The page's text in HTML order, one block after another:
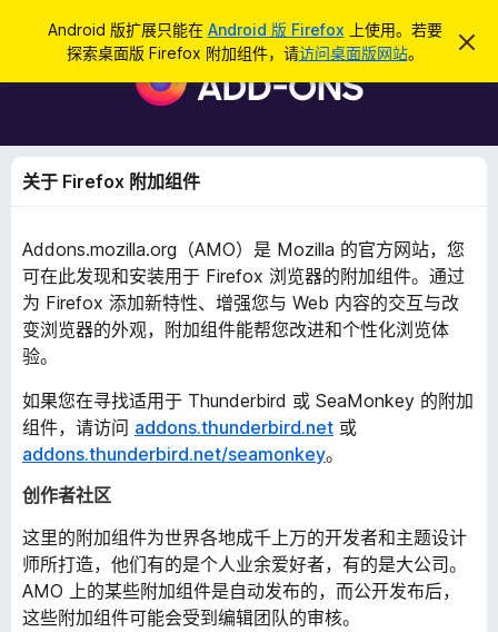
Android 版扩展只能在 Android 版 Firefox 上使用。若要
探索桌面版 Firefox 附加组件，请访问桌面版网站。
忽
F
i
e
浏
览
器
附
件
关于 Firefox 附加组件
Addons.mozilla.org（AMO）是 Mozilla 的官方网站，您
可在此发现和安装用于 Firefox 浏览器的附加组件。通过
为 Firefox 添加新特性、增强您与 Web 内容的交互与改
变浏览器的外观，附加组件能帮您改进和个性化浏览体
验。
如果您在寻找适用于 Thunderbird 或 SeaMonkey 的附加
组件，请访问 addons.thunderbird.net 或
addons.thunderbird.net/seamonkey。
创作者社区
这里的附加组件为世界各地成千上万的开发者和主题设计
师所打造，他们有的是个人业余爱好者，有的是大公司。
AMO 上的某些附加组件是自动发布的，而公开发布后，
这些附加组件可能会受到编辑团队的审核。